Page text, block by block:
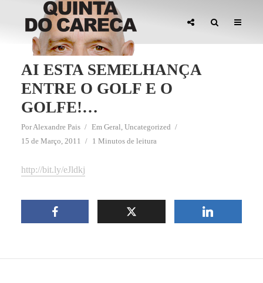
AI ESTA SEMELHANÇA
ENTRE O GOLF E O
GOLFE!…
PorAlexandre Pais Em Geral, Uncategorized
15 de Março, 2011
1 Minutos de leitura
http://bit.ly/eJldkj